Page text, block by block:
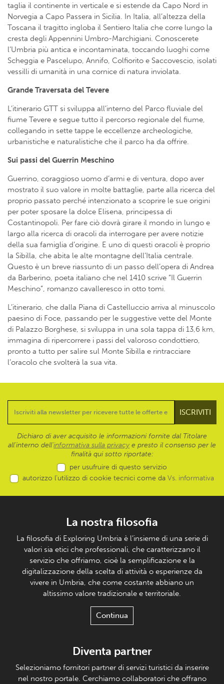
taglia il continente in verticale e si estende da Capo Nord in
Norvegia a Capo Passera in Sicilia. In Italia, all’altezza della
Toscana il tragitto ingloba il Sentiero Italia che corre lungo la
cresta degli Appennini Umbro-Marchigiani. Conoscerete
l’Umbria più antica e incontaminata, toccando luoghi come
Scheggia e Pascelupo, Annifo, Colfiorito e Saccovescio, isolati
vessilli di umanità in una cornice di natura inviolata.
Grande Traversata del Tevere
L’itinerario GTT si sviluppa all’interno del Parco fluviale del
fiume Tevere e segue tutto il percorso regionale del fiume,
collegando in sette tappe le eccellenze archeologiche,
urbanistiche e naturalistiche che il parco ha da offrire.
Sui passi del Guerrin Meschino
Guerrino, coraggioso uomo d’armi e di ventura, dopo aver
mostrato il suo valore in molte battaglie, parte alla ricerca del
proprio passato perché intenzionato a scoprire le sue origini
per poter sposare la dolce Elisena, principessa di
Costantinopoli. Per fare ciò dovrà girare il mondo in lungo e
largo alla ricerca di oracoli da interrogare per avere notizie
della sua famiglia d’origine. E uno di questi oracoli è proprio
la Sibilla, che abita le alte montagne dell’Italia centrale.
Questo è un breve riassunto di un passo dell’opera di Andrea
da Barberino, poeta italiano che nel 1410 scrive “Il Guerrin
Meschino”, romanzo cavalleresco in otto tomi.
L’itinerario, che dalla Piana di Castelluccio arriva al minuscolo
paesino di Foce, passando per le suggestive vette del Monte
di Palazzo Borghese, si sviluppa in una sola tappa di 13,6 km,
immagina di ripercorrere i passi del valoroso condottiero,
pronto a tutto per salire sul Monte Sibilla e rintracciare
l’oracolo che svolterà la sua vita.
Dichiaro di aver acquisito le informazioni fornite dal Titolare
all’interno dell'informativa sulla privacy e presto il consenso per le
finalità qui sotto riportate:
per usufruire di questo servizio
autorizzo l’utilizzo di cookie tecnici come da Vs. informativa
La nostra filosofia
La filosofia di Exploring Umbria è l’insieme di una serie di
valori sia etici che professionali, che caratterizzano il
servizio che offriamo, cioè la semplificazione e la
digitalizzazione della scelta di attività o esperienze da
vivere in Umbria, che come costante abbiano un
altissimo valore tradizionale e territoriale.
Continua
Diventa partner
Selezioniamo fornitori partner di servizi turistici da inserire
nel nostro portale. Cerchiamo collaboratori che offrano